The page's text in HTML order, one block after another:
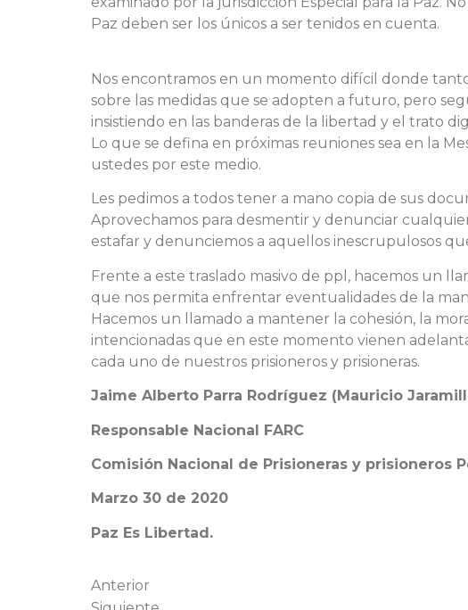
Paz deben ser los únicos a ser tenidos en cuenta.
Nos encontramos en un momento difícil donde
sobre las medidas que se adopten a futuro, pero
insistiendo en las banderas de la libertad y el trato
Lo que se defina en próximas reuniones sea en la
ustedes por este medio.
Les pedimos a todos tener a mano copia de sus
Aprovechamos para desmentir y denunciar
estafar y denunciemos a aquellos inescrupulosos
Frente a este traslado masivo de ppl, hacemos un
que nos permita enfrentar eventualidades de la
Hacemos un llamado a mantener la cohesión, la
intencionadas que en este momento vienen
cada uno de nuestros prisioneros y prisioneras.
Jaime Alberto Parra Rodríguez (Mauricio
Responsable Nacional FARC
Comisión Nacional de Prisioneras y prisioneros
Marzo 30 de 2020
Paz Es Libertad.
Anterior